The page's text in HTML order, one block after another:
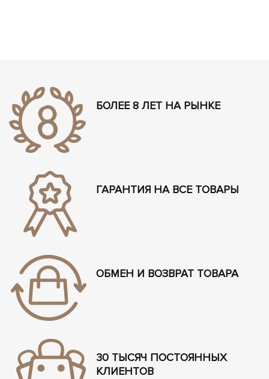
БОЛЕЕ 8 ЛЕТ НА РЫНКЕ
ГАРАНТИЯ НА ВСЕ ТОВАРЫ
ОБМЕН И ВОЗВРАТ ТОВАРА
30 ТЫСЯЧ ПОСТОЯННЫХ
КЛИЕНТОВ